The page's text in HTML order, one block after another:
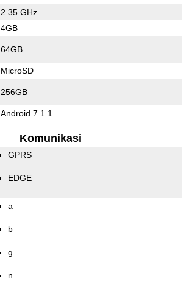
2.35 GHz
4GB
64GB
MicroSD
256GB
Android 7.1.1
Komunikasi
GPRS
EDGE
a
b
g
n